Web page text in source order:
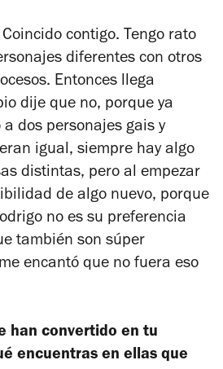
Coincido contigo. Tengo rato
diferentes con otros
Entonces llega
dije que no, porque ya
dos personajes gais y
igual, siempre hay algo
distintas, pero al empezar
de algo nuevo, porque
no es su preferencia
también son súper
encantó que no fuera eso
han convertido en tu
encuentras en ellas que